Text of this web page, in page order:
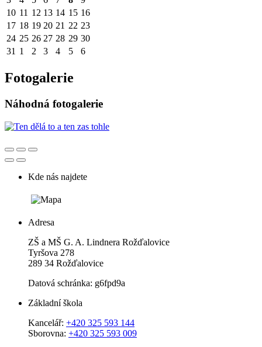
10 11 12 13 14 15 16
17 18 19 20 21 22 23
24 25 26 27 28 29 30
31 1 2 3 4 5 6
Fotogalerie
Náhodná fotogalerie
Kde nás najdete
Adresa
ZŠ a MŠ G. A. Lindnera Rožďalovice
Tyršova 278
289 34 Rožďalovice
Datová schránka: g6fpd9a
Základní škola
Kancelář: +420 325 593 144
Sborovna: +420 325 593 009